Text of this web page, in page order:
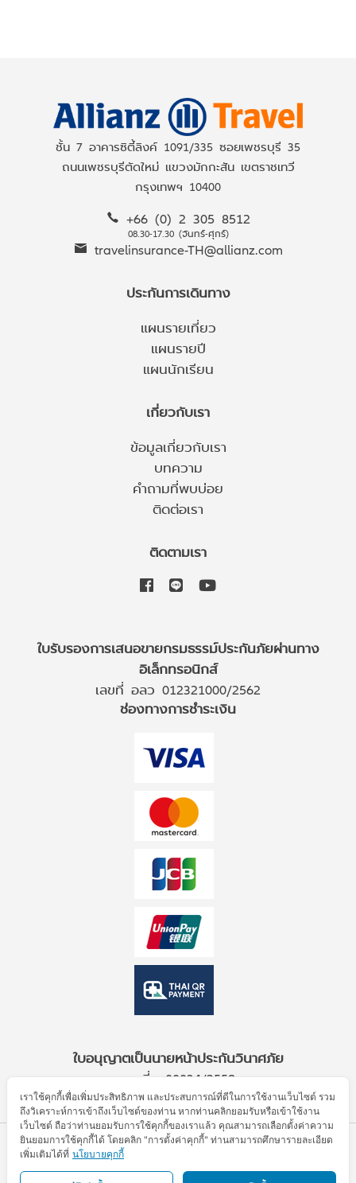
ชั้น 7 อาคารซิตี้ลิงค์ 1091/335 ซอยเพชรบุรี 35
ถนนเพชรบุรีตัดใหม่ แขวงมักกะสัน เขตราชเทวี
กรุงเทพฯ 10400
+66 (0) 2 305 8512
08.30-17.30 (จันทร์-ศุกร์)
travelinsurance-TH@allianz.com
ประกันการเดินทาง
แผนรายเที่ยว
แผนรายปี
แผนนักเรียน
เกี่ยวกับเรา
ข้อมูลเกี่ยวกับเรา
บทความ
คำถามที่พบบ่อย
ติดต่อเรา
ติดตามเรา
ใบรับรองการเสนอขายกรมธรรม์ประกันภัยผ่านทาง
อิเล็กทรอนิกส์
เลขที่ อลว 012321000/2562
ช่องทางการชำระเงิน
ใบอนุญาตเป็นนายหน้าประกันวินาศภัย
เลขที่ ว00034/2559
© Allianz Partners 2026. All Rights Reserved.
แผนผังเว็บไซต์
เราใช้คุกกี้เพื่อเพิ่มประสิทธิภาพ และประสบการณ์ที่ดีในการใช้งานเว็บไซต์ รวม
ถึงวิเคราะห์การเข้าถึงเว็บไซต์ของท่าน หากท่านคลิกยอมรับหรือเข้าใช้งาน
เว็บไซต์ ถือว่าท่านยอมรับการใช้คุกกี้ของเราแล้ว คุณสามารถเลือกตั้งค่าความ
ยินยอมการใช้คุกกี้ได้ โดยคลิก "การตั้งค่าคุกกี้" ท่านสามารถศึกษารายละเอียด
เพิ่มเติมได้ที่ นโยบายคุกกี้